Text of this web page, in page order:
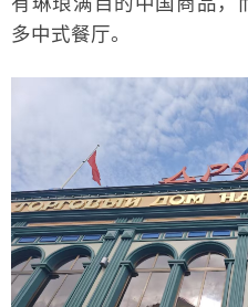
多中式餐厅。